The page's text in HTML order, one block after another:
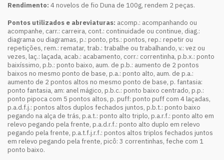
Rendimento: 4 novelos de fio Duna de 100g, rendem 2 peças.
Pontos utilizados e abreviaturas: acomp.: acompanhando ou
acompanhe, carr.: carreira, cont.: continuidade ou continue, diag.:
diagrama ou diagramas, p.: ponto, pts.: pontos, rep.: repetir ou
repetições, rem.: rematar, trab.: trabalhe ou trabalhando, v.: vez ou
vezes, laç.: laçada, acab.: acabamento, corr.: correntinha, p.b.x.: ponto
baixíssimo, p.b.: ponto baixo, aum. de p.b.: aumento de 2 pontos
baixos no mesmo ponto de base, p.a.: ponto alto, aum. de p.a.:
aumento de 2 pontos altos no mesmo ponto de base, p. fantasia:
ponto fantasia, am: anel mágico, p.b.c.: ponto baixo centrado, p.p.:
ponto pipoca com 5 pontos altos, p. puff: ponto puff com 4 laçadas,
p.a.d.f.j.: pontos altos duplos fechados juntos, p.b.t.: ponto baixo
pegando na alça de trás, p.a.t.: ponto alto triplo, p.a.r.f.: ponto alto em
relevo pegando pela frente, p.a.d.r.f.: ponto alto duplo em relevo
pegando pela frente, p.a.t.f.j.r.f.: pontos altos triplos fechados juntos
em relevo pegando pela frente, picô: 3 correntinhas, feche com 1
ponto baixo.